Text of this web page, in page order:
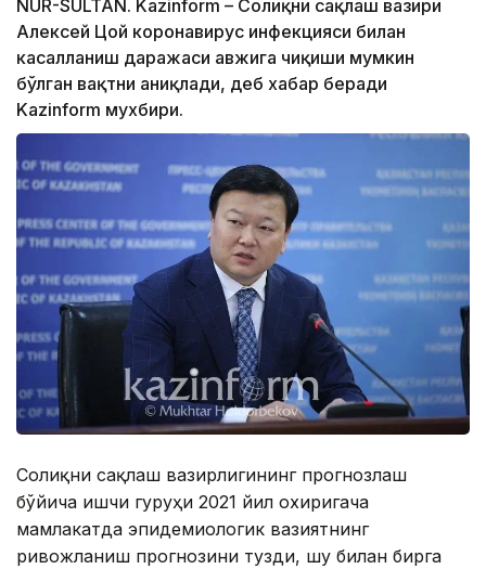
NUR-SULTAN. Kazinform – Соғлиқни сақлаш вазири
Алексей Цой коронавирус инфекцияси билан
касалланиш даражаси авжига чиқиши мумкин
бўлган вақтни аниқлади, деб хабар беради
Kazinform мухбири.
Соғлиқни сақлаш вазирлигининг прогнозлаш
бўйича ишчи гуруҳи 2021 йил охиригача
мамлакатда эпидемиологик вазиятнинг
ривожланиш прогнозини тузди, шу билан бирга